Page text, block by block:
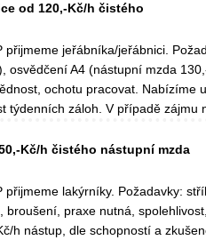
od 120,-Kč/h čistého
přijmeme jeřábníka/jeřábnici.
osvědčení A4 (nástupní mzda
ochotu pracovat. Nabízíme
týdenních záloh. V případě zájmu
Kč/h čistého nástupní mzda
přijmeme lakýrníky. Požadavky:
broušení, praxe nutná,
h nástup, dle schopností a